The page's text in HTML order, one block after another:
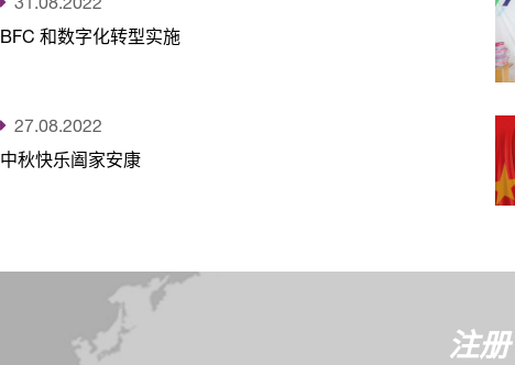
BFC 和数字化转型实施
27.08.2022
中秋快乐阖家安康
注册